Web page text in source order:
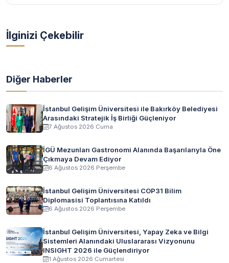
İlginizi Çekebilir
Diğer Haberler
İstanbul Gelişim Üniversitesi ile Bakırköy Belediyesi
Arasındaki Stratejik İş Birliği Güçleniyor
7 Ağustos 2026 Cuma
İGÜ Mezunları Gastronomi Alanında Başarılarıyla Öne
Çıkmaya Devam Ediyor
6 Ağustos 2026 Perşembe
İstanbul Gelişim Üniversitesi COP31 Bilim
Diplomasisi Toplantısına Katıldı
6 Ağustos 2026 Perşembe
İstanbul Gelişim Üniversitesi, Yapay Zeka ve Bilgi
Sistemleri Alanındaki Uluslararası Vizyonunu
INSIGHT 2026 ile Güçlendiriyor
1 Ağustos 2026 Cumartesi